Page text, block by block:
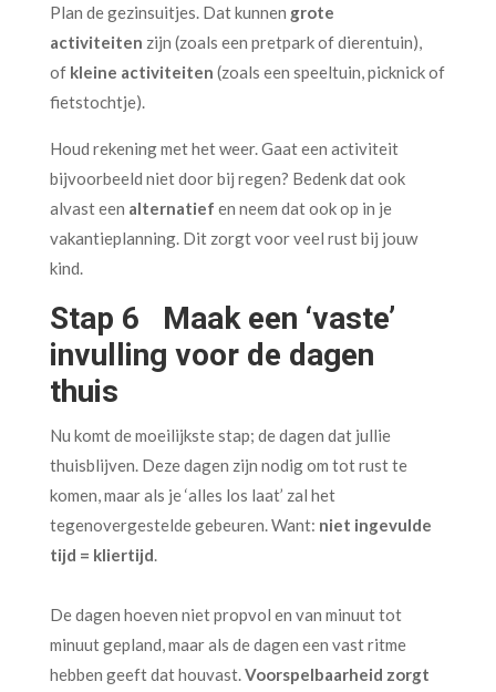
Plan de gezinsuitjes. Dat kunnen grote
activiteiten zijn (zoals een pretpark of dierentuin),
of kleine activiteiten (zoals een speeltuin, picknick of
fietstochtje).
Houd rekening met het weer. Gaat een activiteit
bijvoorbeeld niet door bij regen? Bedenk dat ook
alvast een alternatief en neem dat ook op in je
vakantieplanning. Dit zorgt voor veel rust bij jouw
kind.
Stap 6 Maak een ‘vaste’
invulling voor de dagen
thuis
Nu komt de moeilijkste stap; de dagen dat jullie
thuisblijven. Deze dagen zijn nodig om tot rust te
komen, maar als je ‘alles los laat’ zal het
tegenovergestelde gebeuren. Want: niet ingevulde
tijd = kliertijd
De dagen hoeven niet propvol en van minuut tot
minuut gepland, maar als de dagen een vast ritme
hebben geeft dat houvast. Voorspelbaarheid zorgt